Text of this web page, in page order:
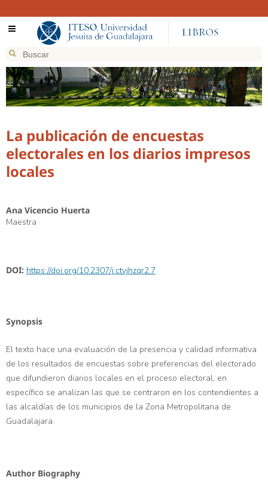
La publicación de encuestas
electorales en los diarios impresos
locales
Ana Vicencio Huerta
Maestra
DOI: https://doi.org/10.2307/j.ctvjhzqr2.7
Synopsis
El texto hace una evaluación de la presencia y calidad informativa
de los resultados de encuestas sobre preferencias del electorado
que difundieron diarios locales en el proceso electoral, en
específico se analizan las que se centraron en los contendientes a
las alcaldías de los municipios de la Zona Metropolitana de
Guadalajara.
Author Biography